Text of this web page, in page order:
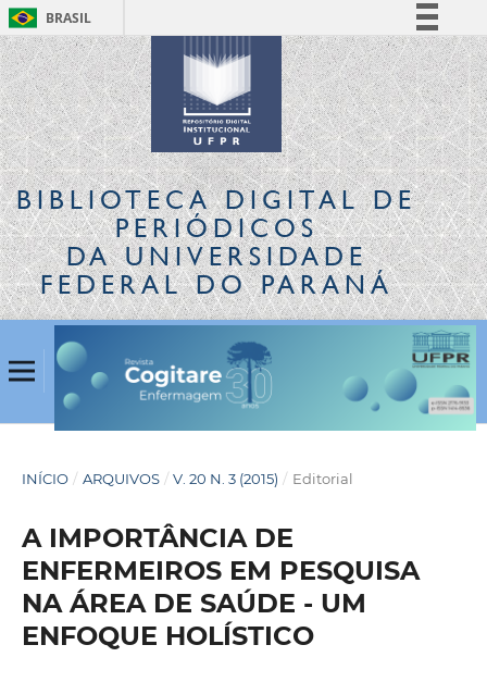
BRASIL
Simplifique!
Comunica BR
Participe
Acesso à informação
Legislação
Canais
BIBLIOTECA DIGITALDE
PERIÓDICOS
DA UNIVERSIDADE
FEDERAL DO PARANÁ
INÍCIO / ARQUIVOS / V. 20 N. 3 (2015) / Editorial
A IMPORTÂNCIA DE
ENFERMEIROS EM PESQUISA
NA ÁREA DE SAÚDE - UM
ENFOQUE HOLÍSTICO